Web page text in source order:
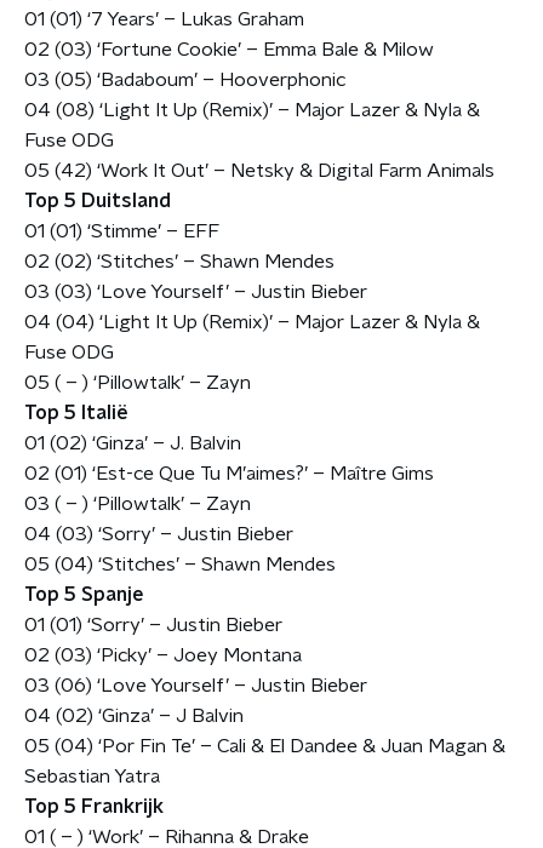
01 (01) ‘7 Years’ – Lukas Graham
02 (03) ‘Fortune Cookie’ – Emma Bale & Milow
03 (05) ‘Badaboum’ – Hooverphonic
04 (08) ‘Light It Up (Remix)’ – Major Lazer & Nyla &
Fuse ODG
05 (42) ‘Work It Out’ – Netsky & Digital Farm Animals
Top 5 Duitsland
01 (01) ‘Stimme’ – EFF
02 (02) ‘Stitches’ – Shawn Mendes
03 (03) ‘Love Yourself’ – Justin Bieber
04 (04) ‘Light It Up (Remix)’ – Major Lazer & Nyla &
Fuse ODG
05 ( – ) ‘Pillowtalk’ – Zayn
Top 5 Italië
01 (02) ‘Ginza’ – J. Balvin
02 (01) ‘Est-ce Que Tu M’aimes?’ – Maître Gims
03 ( – ) ‘Pillowtalk’ – Zayn
04 (03) ‘Sorry’ – Justin Bieber
05 (04) ‘Stitches’ – Shawn Mendes
Top 5 Spanje
01 (01) ‘Sorry’ – Justin Bieber
02 (03) ‘Picky’ – Joey Montana
03 (06) ‘Love Yourself’ – Justin Bieber
04 (02) ‘Ginza’ – J Balvin
05 (04) ‘Por Fin Te’ – Cali & El Dandee & Juan Magan &
Sebastian Yatra
Top 5 Frankrijk
01 ( – ) ‘Work’ – Rihanna & Drake